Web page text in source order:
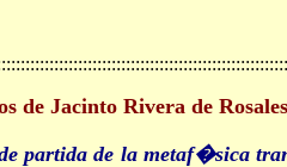
de Jacinto Rivera de
partida de la metaf�sica